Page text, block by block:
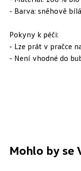
- Barva: sněhově bílá
Pokyny k péči:
- Lze prát v pračce
- Není vhodné do
Mohlo by se